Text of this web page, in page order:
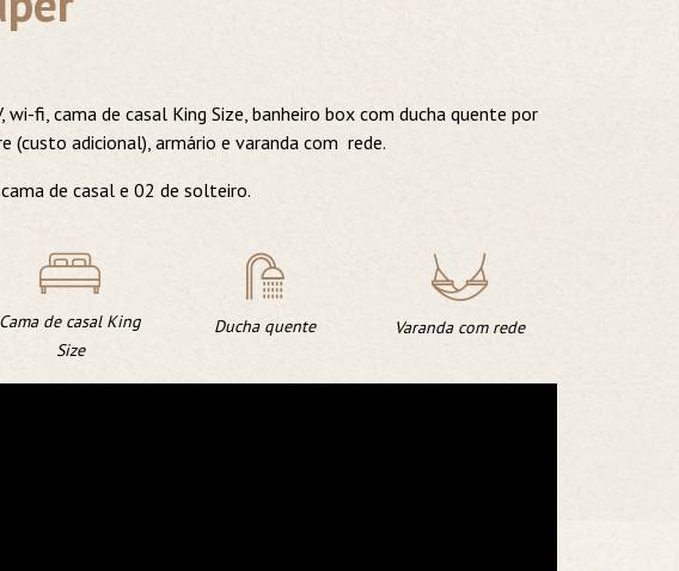
fi, cama de casal King Size, banheiro box com ducha quente por
(custo adicional), armário e varanda com rede.
de casal e 02 de solteiro.
Cama de casal King
Size
Ducha quente Varanda com rede